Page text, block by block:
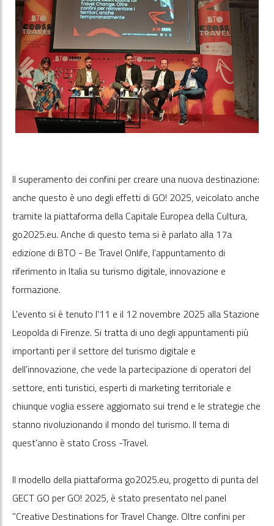
Il superamento dei confini per creare una nuova destinazione:
anche questo è uno degli effetti di GO! 2025, veicolato anche
tramite la piattaforma della Capitale Europea della Cultura,
go2025.eu. Anche di questo tema si è parlato alla 17a
edizione di BTO - Be Travel Onlife, l’appuntamento di
riferimento in Italia su turismo digitale, innovazione e
formazione.
L'evento si è tenuto l'11 e il 12 novembre 2025 alla Stazione
Leopolda di Firenze. Si tratta di uno degli appuntamenti più
importanti per il settore del turismo digitale e
dell’innovazione, che vede la partecipazione di operatori del
settore, enti turistici, esperti di marketing territoriale e
chiunque voglia essere aggiornato sui trend e le strategie che
stanno rivoluzionando il mondo del turismo. Il tema di
quest'anno è stato Cross -Travel.
Il modello della piattaforma go2025.eu, progetto di punta del
GECT GO per GO! 2025, è stato presentato nel panel
"Creative Destinations for Travel Change. Oltre confini per